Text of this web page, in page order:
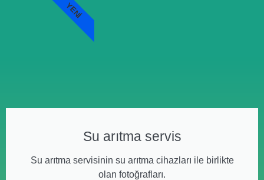
Su arıtma servis
Su arıtma servisinin su arıtma cihazları ile birlikte
olan fotoğrafları.
YENI